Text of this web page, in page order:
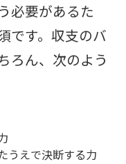
必要があるた
です。収支のバ
ろん、次のよう
うえで決断する力